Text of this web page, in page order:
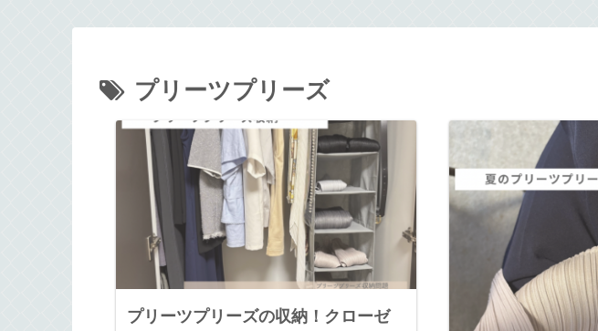
プリーツプリーズ
プリーツプリーズの収納！クローゼ